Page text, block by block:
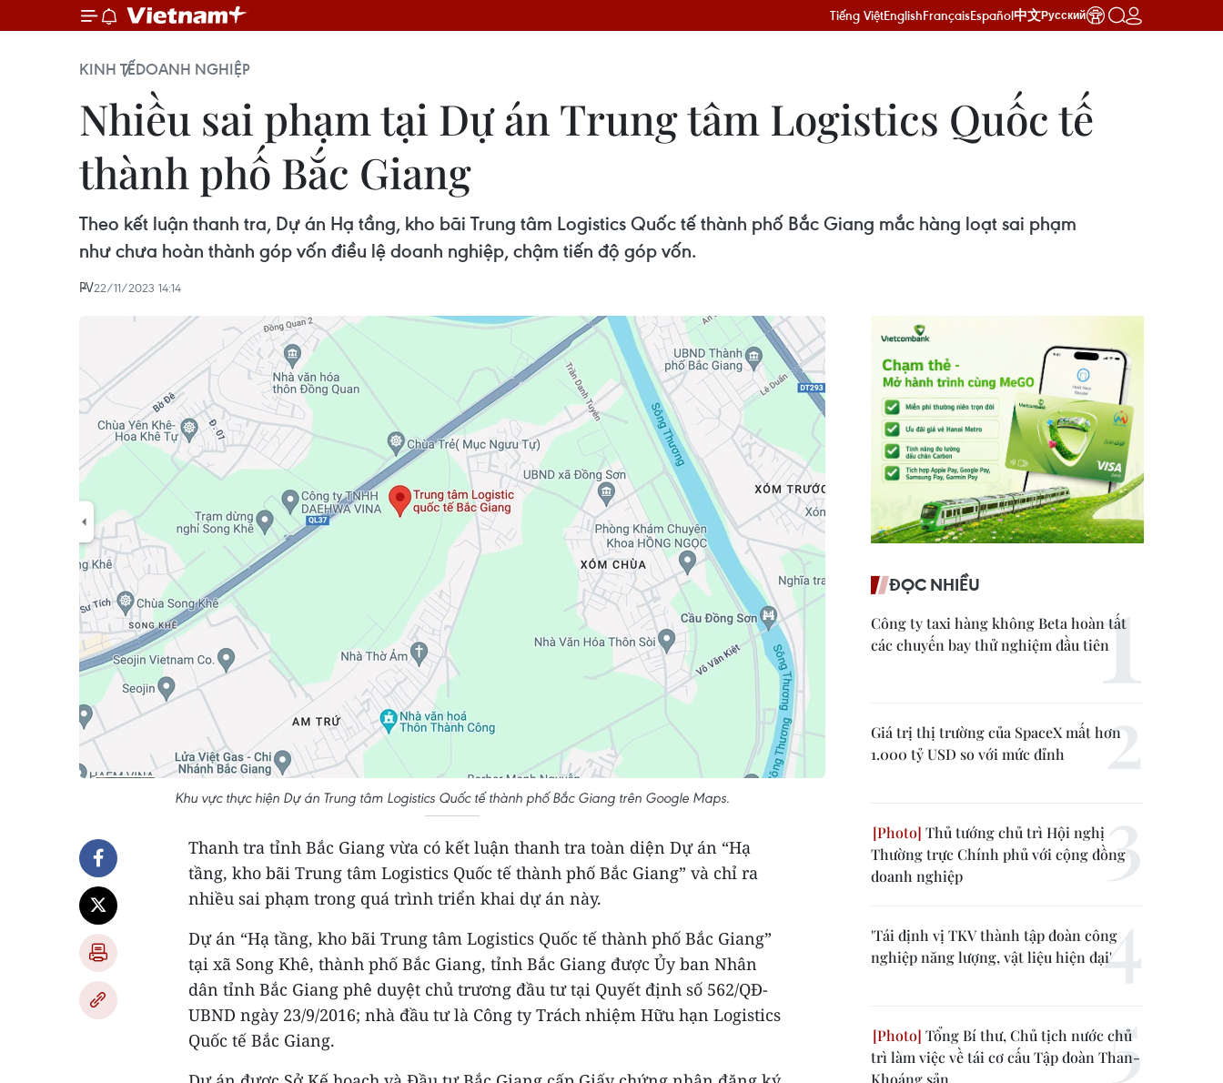
Tiếng ViệtEnglishFrançaisEspañol中文Русский
KINH TẾDOANH NGHIỆP
Nhiều sai phạm tại Dự án Trung tâm Logistics Quốc tế
thành phố Bắc Giang
Theo kết luận thanh tra, Dự án Hạ tầng, kho bãi Trung tâm Logistics Quốc tế thành phố Bắc Giang mắc hàng loạt sai phạm
như chưa hoàn thành góp vốn điều lệ doanh nghiệp, chậm tiến độ góp vốn.
PV22/11/2023 14:14
Khu vực thực hiện Dự án Trung tâm Logistics Quốc tế thành phố Bắc Giang trên Google Maps.
Thanh tra tỉnh Bắc Giang vừa có kết luận thanh tra toàn diện Dự án “Hạ
tầng, kho bãi Trung tâm Logistics Quốc tế thành phố Bắc Giang” và chỉ ra
nhiều sai phạm trong quá trình triển khai dự án này.
Dự án “Hạ tầng, kho bãi Trung tâm Logistics Quốc tế thành phố Bắc Giang”
tại xã Song Khê, thành phố Bắc Giang, tỉnh Bắc Giang được Ủy ban Nhân
dân tỉnh Bắc Giang phê duyệt chủ trương đầu tư tại Quyết định số 562/QĐ-
UBND ngày 23/9/2016; nhà đầu tư là Công ty Trách nhiệm Hữu hạn Logistics
Quốc tế Bắc Giang.
ĐỌC NHIỀU
Công ty taxi hàng không Beta hoàn tất
các chuyến bay thử nghiệm đầu tiên
Giá trị thị trường của SpaceX mất hơn
1.000 tỷ USD so với mức đỉnh
Thủ tướng chủ trì Hội nghị
Thường trực Chính phủ với cộng đồng
doanh nghiệp
'Tái định vị TKV thành tập đoàn công
nghiệp năng lượng, vật liệu hiện đại'
Tổng Bí thư, Chủ tịch nước chủ
trì làm việc về tái cơ cấu Tập đoàn Than-
Khoáng sản